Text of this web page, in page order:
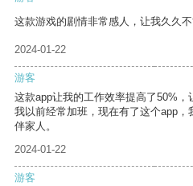
这款游戏的剧情非常感人，让我久久不
2024-01-22
游客
这款app让我的工作效率提高了50%，
我以前经常加班，现在有了这个app
伴家人。
2024-01-22
游客